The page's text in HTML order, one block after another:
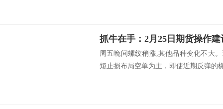
抓牛在手：2月25日期货操作建
周五晚间螺纹稍涨,其他品种变化不大
短止损布局空单为主，即使近期反弹的